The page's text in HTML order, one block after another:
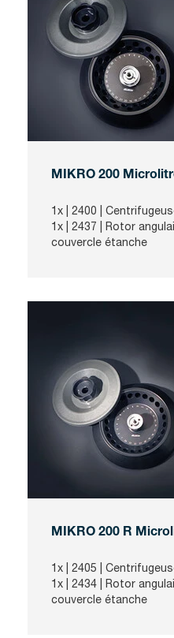
MIKRO 200
1x | 2400 |
1x | 2437 | Rotor
couvercle étanche
MIKRO 200 R
1x | 2405 |
1x |
2434 | Rotor
couvercle étanche